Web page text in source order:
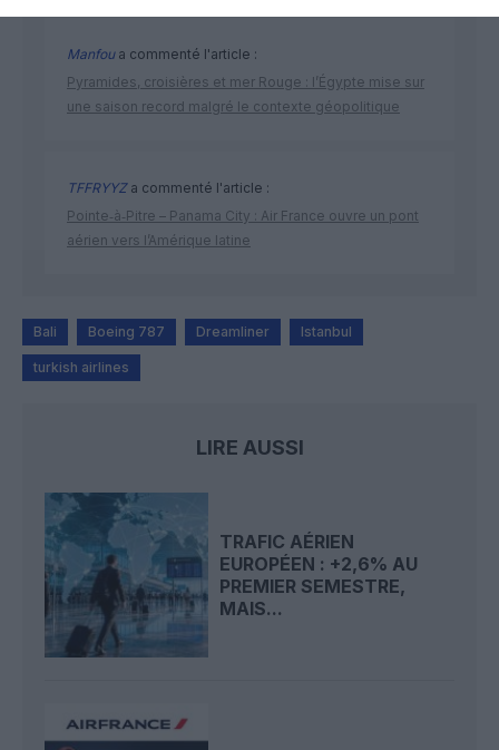
Manfoua commenté l'article :
Pyramides, croisières et mer Rouge : l’Égypte mise sur
une saison record malgré le contexte géopolitique
TFFRYYZa commenté l'article :
Pointe‑à‑Pitre – Panama City : Air France ouvre un pont
aérien vers l’Amérique latine
Bali Boeing 787 Dreamliner Istanbul
turkish airlines
LIRE AUSSI
TRAFIC AÉRIEN
EUROPÉEN : +2,6% AU
PREMIER SEMESTRE,
MAIS...